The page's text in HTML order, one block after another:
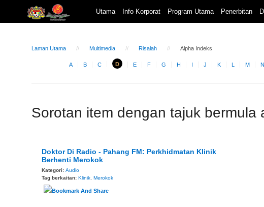
Utama Info Korporat Program Utama Penerbitan
Laman Utama Multimedia Risalah Alpha Indeks
A B C D E F G H I J K L M N
Sorotan item dengan tajuk bermula
Doktor Di Radio - Pahang FM: Perkhidmatan Klinik
Berhenti Merokok
Kategori: Audio
Tag berkaitan: Klinik Merokok